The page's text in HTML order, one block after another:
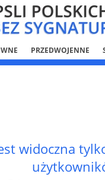
PRZEDWOJENNE
widoczna